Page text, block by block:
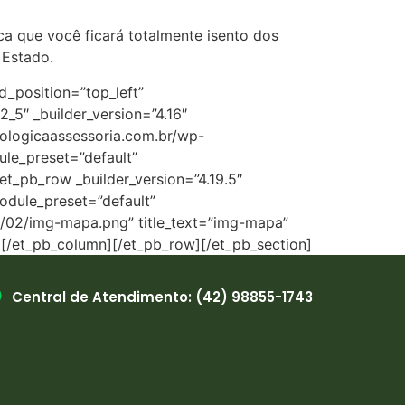
que você ficará totalmente isento dos
_builder_version=”4.16″
wp-
_builder_version=”4.19.5″
img-mapa.png” title_text=”img-mapa”
et_pb_column][/et_pb_row][/et_pb_section]
Central de Atendimento: (42) 98855-1743